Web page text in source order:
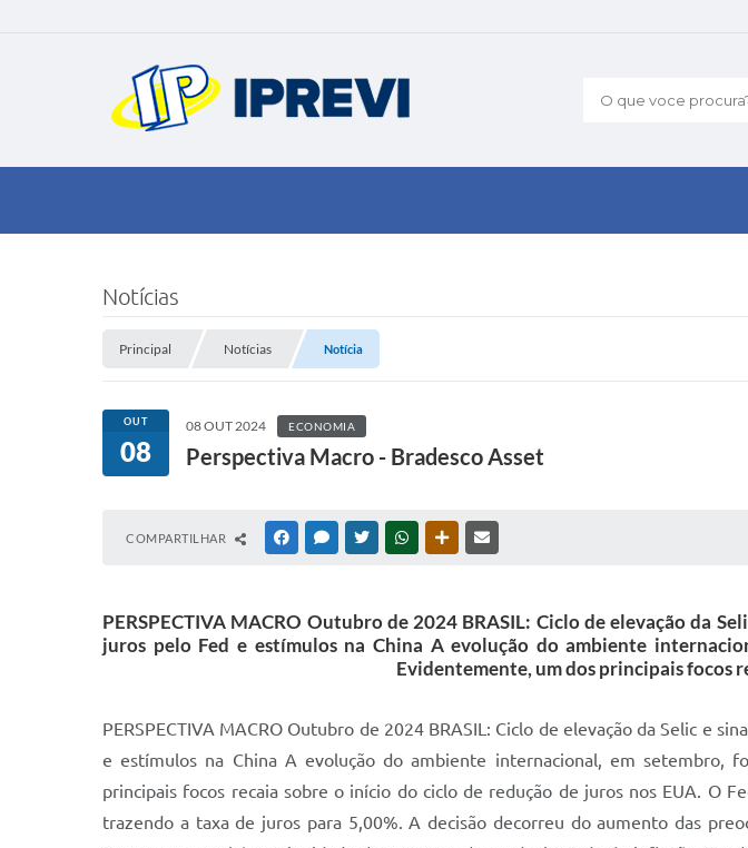
O que voce procura?
Notícias
Principal Notícias Notícia
OUT
08
08 OUT 2024 ECONOMIA
Perspectiva Macro - Bradesco Asset
COMPARTILHAR FACEBOOKMESSENGER
TWITTERWHATSAPPOUTRAS MÍDIAS
PERSPECTIVA MACRO Outubro de 2024 BRASIL: Ciclo de elevação da
juros pelo Fed e estímulos na China A evolução do ambiente
Evidentemente, um dos principais focos
PERSPECTIVA MACRO Outubro de 2024 BRASIL: Ciclo de elevação da Selic e sinais ambíguos na política fiscal e parafiscal MUNDO: Início do ciclo de juros pelo Fed e estímulos na China A evolução do ambiente internacional, em setembro, foi relativamente favorável para os países emergentes. Evidentemente, um dos principais focos recaia sobre o início do ciclo de redução de juros nos EUA. O Fed afastou o risco de ficar “atrás da curva” e promoveu um corte inicial de 50 pb, trazendo a taxa de juros para 5,00%. A decisão decorreu do aumento das preocupações sobre o ritmo de desaquecimento do mercado de trabalho, ao mesmo tempo em que há continuidade do processo de gradual queda da inflação. Tendo em vista a posição inicial da taxa de juros significativamente acima do patamar neutro, o objetivo do banco central norte-americano foi remover com maior celeridade o aperto excessivo, reduzindo os riscos de uma desaceleração intensa indesejada. A indicação para as próximas reuniões, ou seja, o que poderíamos chamar de plano de voo, é de que o ritmo será de 25 pb. Igualmente importante, contudo, é a sinalização do Fed que, caso seja necessário, estará pronto para responder de forma mais tempestiva no ciclo de juros. É interessante notar, de outro lado, que o desaquecimento do mercado de trabalho nos EUA tem ocorrido mesmo com a manutenção de uma expansão em linha ou acima do potencial do PIB nos últimos meses. Os dados preliminares apontam para expansão do PIB ao ritmo de 2,5% no 3º trimestre (em termos anualizados). Esse contexto, de crescimento da atividade ainda resiliente, é uma das razões pelas quais o Fed ainda sinaliza certa cautela e a postura de “dependência dos dados” para as próximas decisões. A leitura de emprego de setembro, ao exibir robusta geração de vagas e queda da taxa de desemprego, atenuou a discrepância entre os demais dados de atividade e aqueles referentes ao mercado de trabalho. Também no sentido de uma postura mais gradualista no ciclo de juros, as condições financeiras têm apresentado melhora nos últimos meses, com queda das taxas de juros longas e dos custos de hipotecas, bem como elevação dos preços das ações. Nosso cenário base é que o Fed realize uma sequência contínua de cortes de 25 pb até junho, quando alcançaria um nível de 3,50%, próximo à taxa de juros neutra. A volatilidade dos dados do mercado de trabalho tem introduzido um problema significativo para o diagnóstico correto da velocidade de desaceleração da atividade e deve seguir tornando ainda mais complexas as decisões de política monetária. Até recentemente, caso o plano de voo de um ritmo de 25 pb não se concretizasse, o mais provável seriam cortes de 50 pb. Os dados de emprego mais recentes, contudo, colocam a discussão dos mercados no outro lado, agora com a assimetria no sentido de possível redução em reuniões alternadas. Ainda em relação ao ciclo de política monetária global, sinais de desaceleração adicional da atividade e da inflação na Área do Euro levaram a revisões para a expectativa sobre as próximas decisões do Banco Central Europeu. Ao invés de reduções em reuniões alternadas, o mais provável adiante é que o BCE mantenha o ciclo de forma contínua, ao passo de 25 pb. A revisão para baixo das projeções de crescimento do PIB de 2025 também nos levou a deslocar de 2,50% para 2,00% a perspectiva para a taxa de juros na região ao final do ciclo. Um risco relevante no cenário global, que vínhamos destacando ao longo dos últimos meses, era a possibilidade de desaceleração pronunciada da economia chinesa. Esse risco sofreu redução relevante, no último mês, como resultado de um conjunto de estímulos adotados pelo governo. O pacote de estímulo inclui medidas em diversas frentes: (1) redução das taxas de juros e de alíquotas de reservas compulsórias sobre depósitos bancários; (2) redução da taxa de juros para financiamentos imobiliários já em andamento; (3) linhas de financiamento para bancos e governos locais dedicadas ao setor imobiliário; (4) linhas de financiamento para o mercado de ações; (5) redução da entrada requerida para a compra do segundo imóvel; (6) sinais de adoção de estímulos também na política fiscal propriamente dita. A reação da política econômica na China ocorre após frustrações seguidas com a atividade econômica nos últimos meses e preocupações crescentes de que a perda de confiança dos consumidores e empresas poderia resultar em um desaquecimento ainda mais pronunciado adiante. A nosso ver, as medidas são amplas o suficiente para remover os riscos desfavoráveis, ainda que não sejam capazes de resultar em uma reaceleração da atividade. A resposta do mercado acionário chinês foi bastante intensa, com alta ao redor de 25% dos principais índices de ações. A curva longa de juros, contudo, apresentou abertura bastante modesta (perto de 10 pb para a taxa de